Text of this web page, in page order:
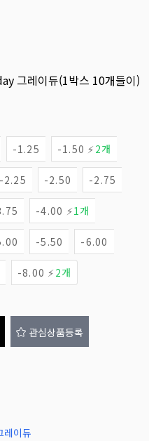
그레이듀(1박스 10개들이)
-1.25 -1.50 ⚡ 2개
-2.25 -2.50 -2.75
-4.00 ⚡1개
-5.50 -6.00
-8.00 ⚡ 2개
관심상품등록
이듀